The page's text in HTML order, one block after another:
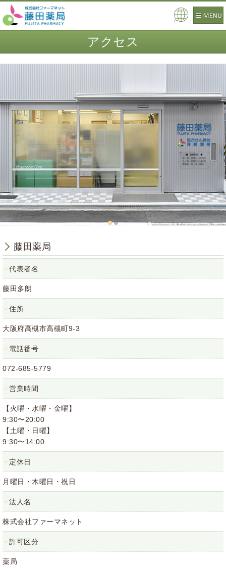
アクセス
藤田薬局
代表者名
藤田多朗
住所
大阪府高槻市高槻町9-3
電話番号
072-685-5779
営業時間
【火曜・水曜・金曜】
9:30〜20:00
【土曜・日曜】
9:30〜14:00
定休日
月曜日・木曜日・祝日
法人名
株式会社ファーマネット
許可区分
薬局